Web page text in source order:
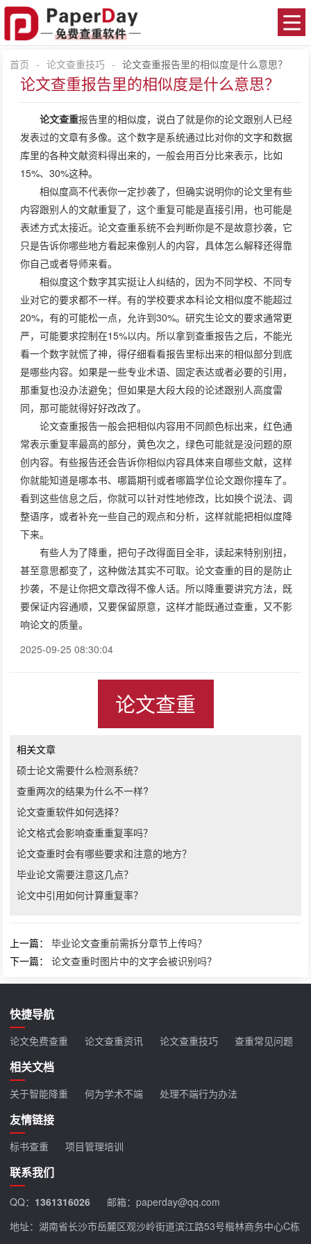
首页 - 论文查重技巧 - 论文查重报告里的相似度是什么意思？
论文查重报告里的相似度是什么意思？
论文查重报告里的相似度，说白了就是你的论文跟别人已经
发表过的文章有多像。这个数字是系统通过比对你的文字和数据
库里的各种文献资料得出来的，一般会用百分比来表示，比如
15%、30%这种。
相似度高不代表你一定抄袭了，但确实说明你的论文里有些
内容跟别人的文献重复了，这个重复可能是直接引用，也可能是
表述方式太接近。论文查重系统不会判断你是不是故意抄袭，它
只是告诉你哪些地方看起来像别人的内容，具体怎么解释还得靠
你自己或者导师来看。
相似度这个数字其实挺让人纠结的，因为不同学校、不同专
业对它的要求都不一样。有的学校要求本科论文相似度不能超过
20%，有的可能松一点，允许到30%。研究生论文的要求通常更
严，可能要求控制在15%以内。所以拿到查重报告之后，不能光
看一个数字就慌了神，得仔细看看报告里标出来的相似部分到底
是哪些内容。如果是一些专业术语、固定表达或者必要的引用，
那重复也没办法避免；但如果是大段大段的论述跟别人高度雷
同，那可能就得好好改改了。
论文查重报告一般会把相似内容用不同颜色标出来，红色通
常表示重复率最高的部分，黄色次之，绿色可能就是没问题的原
创内容。有些报告还会告诉你相似内容具体来自哪些文献，这样
你就能知道是哪本书、哪篇期刊或者哪篇学位论文跟你撞车了。
看到这些信息之后，你就可以针对性地修改，比如换个说法、调
整语序，或者补充一些自己的观点和分析，这样就能把相似度降
下来。
有些人为了降重，把句子改得面目全非，读起来特别别扭，
甚至意思都变了，这种做法其实不可取。论文查重的目的是防止
抄袭，不是让你把文章改得不像人话。所以降重要讲究方法，既
要保证内容通顺，又要保留原意，这样才能既通过查重，又不影
响论文的质量。
2025-09-25 08:30:04
论文查重
相关文章
硕士论文需要什么检测系统？
查重两次的结果为什么不一样?
论文查重软件如何选择？
论文格式会影响查重重复率吗？
论文查重时会有哪些要求和注意的地方？
毕业论文需要注意这几点？
论文中引用如何计算重复率？
上一篇：毕业论文查重前需拆分章节上传吗？
下一篇：论文查重时图片中的文字会被识别吗？
快捷导航
论文免费查重 论文查重资讯 论文查重技巧 查重常见问题
相关文档
关于智能降重 何为学术不端 处理不端行为办法
友情链接
标书查重 项目管理培训
联系我们
QQ： 1361316026
邮箱：paperday@qq.com
地址：湖南省长沙市岳麓区观沙岭街道滨江路53号楷林商务中心C栋